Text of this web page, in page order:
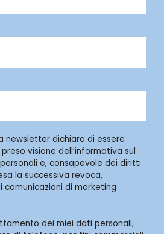
newsletter dichiaro di essere
visione dell’informativa sul
e, consapevole dei diritti
la successiva revoca,
comunicazioni di marketing
dei miei dati personali,